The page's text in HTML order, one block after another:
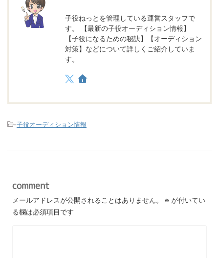
子役ねっとを管理している運営スタッフで
す。 【最新の子役オーディション情報】
【子役になるための秘訣】【オーディション
対策】などについて詳しくご紹介していま
す。
-子役オーディション情報
comment
メールアドレスが公開されることはありません。 ※ が付いてい
る欄は必須項目です